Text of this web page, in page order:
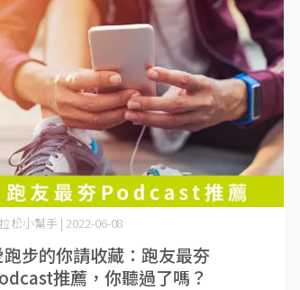
跑步的你請收藏：跑友最夯
推薦，你聽過了嗎？
松小幫手 | 2022-06-08